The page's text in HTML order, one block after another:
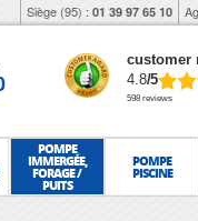
Siège (95) : 01 39 97 65 10
customer
4.8/5
598 reviews
POMPE
IMMERGÉE,
FORAGE /
PUITS
POMPE
PISCINE